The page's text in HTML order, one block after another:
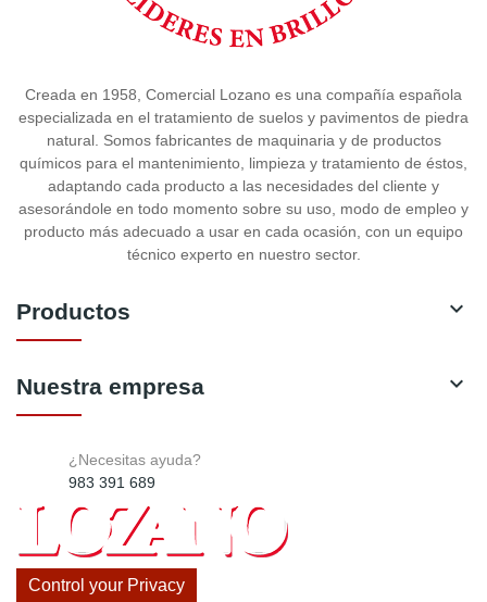
Creada en 1958, Comercial Lozano es una compañía española
especializada en el tratamiento de suelos y pavimentos de piedra
natural. Somos fabricantes de maquinaria y de productos
químicos para el mantenimiento, limpieza y tratamiento de éstos,
adaptando cada producto a las necesidades del cliente y
asesorándole en todo momento sobre su uso, modo de empleo y
producto más adecuado a usar en cada ocasión, con un equipo
técnico experto en nuestro sector.
Productos 
Nuestra empresa 
¿Necesitas ayuda?
983 391 689
Control your Privacy